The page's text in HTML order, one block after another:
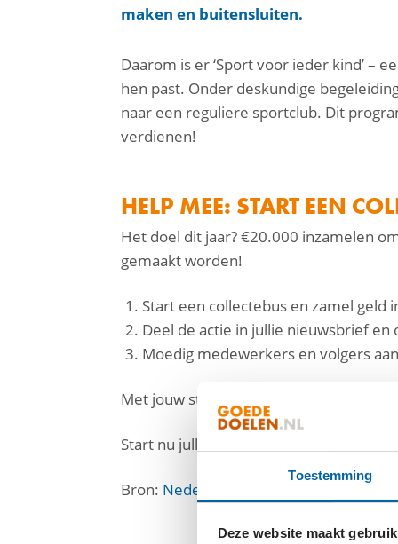
Toestemming
Deze website maakt
maken en buitensluiten.
Daarom is er ‘Sport voor ieder kind’ –
hen past. Onder deskundige
naar een reguliere sportclub. Dit
verdienen!
HELP MEE: START EEN
Het doel dit jaar? €20.000 inzamelen
gemaakt worden!
Start een collectebus en zamel geld
Deel de actie in jullie nieuwsbrief
Moedig medewerkers en volgers
Met jouw steun kunnen meer kinderen
Start nu jullie collectebus via
Bron: Nederlandse Vereniging voor
facebook
linkedin